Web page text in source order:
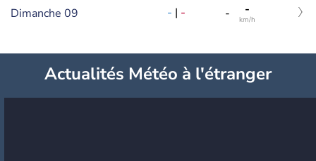
Dimanche 09 - | - - -
km/h
Actualités Météo à l'étranger